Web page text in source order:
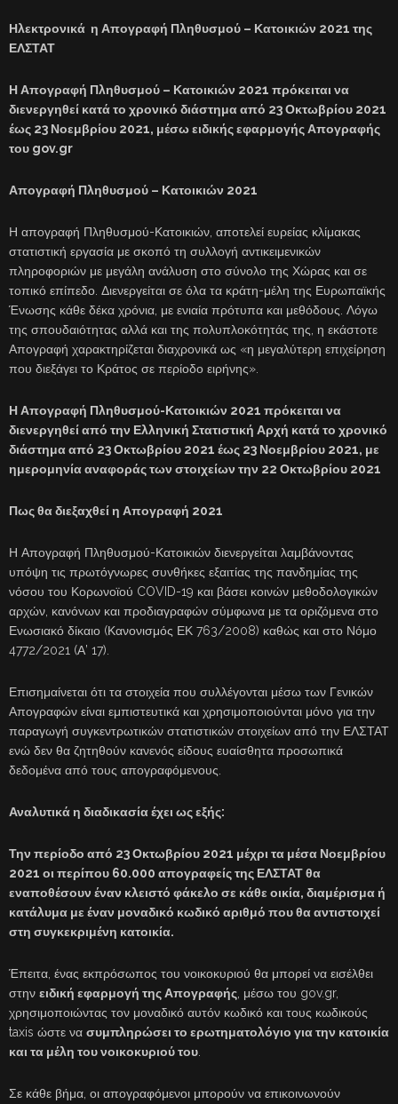
Ηλεκτρονικά η Απογραφή Πληθυσμού – Κατοικιών 2021 της
ΕΛΣΤΑΤ
Η Απογραφή Πληθυσμού – Κατοικιών 2021 πρόκειται να
διενεργηθεί κατά το χρονικό διάστημα από 23 Οκτωβρίου 2021
έως 23 Νοεμβρίου 2021, μέσω ειδικής εφαρμογής Απογραφής
του gov.gr
Απογραφή Πληθυσμού – Κατοικιών 2021
Η απογραφή Πληθυσμού-Κατοικιών, αποτελεί ευρείας κλίμακας
στατιστική εργασία με σκοπό τη συλλογή αντικειμενικών
πληροφοριών με μεγάλη ανάλυση στο σύνολο της Χώρας και σε
τοπικό επίπεδο. Διενεργείται σε όλα τα κράτη-μέλη της Ευρωπαϊκής
Ένωσης κάθε δέκα χρόνια, με ενιαία πρότυπα και μεθόδους. Λόγω
της σπουδαιότητας αλλά και της πολυπλοκότητάς της, η εκάστοτε
Απογραφή χαρακτηρίζεται διαχρονικά ως «η μεγαλύτερη επιχείρηση
που διεξάγει το Κράτος σε περίοδο ειρήνης».
Η Απογραφή Πληθυσμού-Κατοικιών 2021 πρόκειται να
διενεργηθεί από την Ελληνική Στατιστική Αρχή κατά το χρονικό
διάστημα από 23 Οκτωβρίου 2021 έως 23 Νοεμβρίου 2021, με
ημερομηνία αναφοράς των στοιχείων την 22 Οκτωβρίου 2021
Πως θα διεξαχθεί η Απογραφή 2021
Η Απογραφή Πληθυσμού-Κατοικιών διενεργείται λαμβάνοντας
υπόψη τις πρωτόγνωρες συνθήκες εξαιτίας της πανδημίας της
νόσου του Κορωνοϊού COVID-19 και βάσει κοινών μεθοδολογικών
αρχών, κανόνων και προδιαγραφών σύμφωνα με τα οριζόμενα στο
Ενωσιακό δίκαιο (Κανονισμός ΕΚ 763/2008) καθώς και στο Νόμο
4772/2021 (Α’ 17).
Επισημαίνεται ότι τα στοιχεία που συλλέγονται μέσω των Γενικών
Απογραφών είναι εμπιστευτικά και χρησιμοποιούνται μόνο για την
παραγωγή συγκεντρωτικών στατιστικών στοιχείων από την ΕΛΣΤΑΤ
ενώ δεν θα ζητηθούν κανενός είδους ευαίσθητα προσωπικά
δεδομένα από τους απογραφόμενους.
Αναλυτικά η διαδικασία έχει ως εξής:
Την περίοδο από 23 Οκτωβρίου 2021 μέχρι τα μέσα Νοεμβρίου
2021 οι περίπου 60.000 απογραφείς της ΕΛΣΤΑΤ θα
εναποθέσουν έναν κλειστό φάκελο σε κάθε οικία, διαμέρισμα ή
κατάλυμα με έναν μοναδικό κωδικό αριθμό που θα αντιστοιχεί
στη συγκεκριμένη κατοικία.
Έπειτα, ένας εκπρόσωπος του νοικοκυριού θα μπορεί να εισέλθει
στην ειδική εφαρμογή της Απογραφής , μέσω του gov.gr,
χρησιμοποιώντας τον μοναδικό αυτόν κωδικό και τους κωδικούς
taxis ώστε να συμπληρώσει το ερωτηματολόγιο για την κατοικία
και τα μέλη του νοικοκυριού του
Σε κάθε βήμα, οι απογραφόμενοι μπορούν να επικοινωνούν